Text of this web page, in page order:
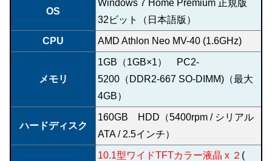
OS
Windows 7 Home Premium 正規版
32ビット（日本語版）
CPU AMD Athlon Neo MV-40 (1.6GHz)
メモリ
1GB（1GB×1） PC2-
5200（DDR2-667 SO-DIMM)（最大
4GB）
ハードディスク
160GB HDD（5400rpm / シリアル
ATA / 2.5インチ）
10.1型ワイドTFTカラー液晶 x ２ (